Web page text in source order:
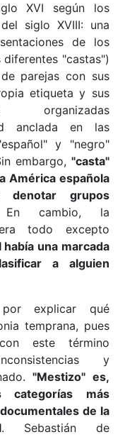
XVI según los
siglo XVIII: una
de los
"castas")
parejas con sus
etiqueta y sus
organizadas
anclada en las
y "negro"
embargo, "casta"
América española
grupos
cambio, la
todo excepto
una marcada
a alguien
explicar qué
temprana, pues
este término
y
"Mestizo" es,
categorías más
de la
. Sebastián de